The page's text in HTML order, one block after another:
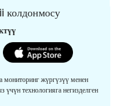
жүргүзүү менен
технологияга негизделген